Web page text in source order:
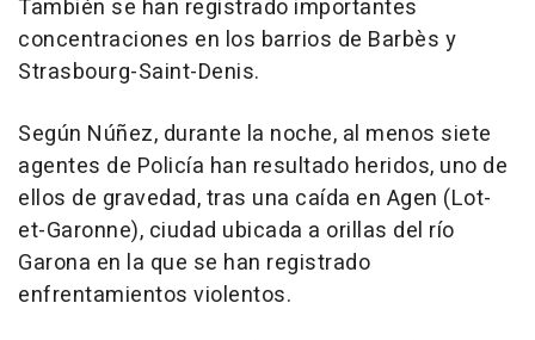
También se han registrado importantes
concentraciones en los barrios de Barbès y
Strasbourg-Saint-Denis.
Según Núñez, durante la noche, al menos siete
agentes de Policía han resultado heridos, uno de
ellos de gravedad, tras una caída en Agen (Lot-
et-Garonne), ciudad ubicada a orillas del río
Garona en la que se han registrado
enfrentamientos violentos.